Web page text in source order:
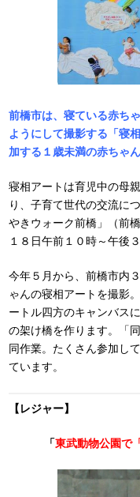
前橋市は、寝ている赤ち
ようにして撮影する「寝
加する１歳未満の赤ちゃ
寝相アートは育児中の母
り、子育て世代の交流に
やきウォーク前橋」（前
１８日午前１０時～午後３
今年５月から、前橋市内
ゃんの寝相アートを撮影
ートル四方のキャンバス
の架け橋を作ります。「
同作業。たくさん参加し
ています。
【レジャー】
「東武動物公園で